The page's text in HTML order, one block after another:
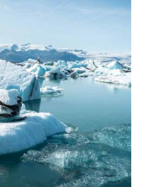
is de omgeving
graag zien.